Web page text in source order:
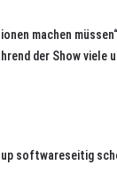
machen
der Show
softwareseitig